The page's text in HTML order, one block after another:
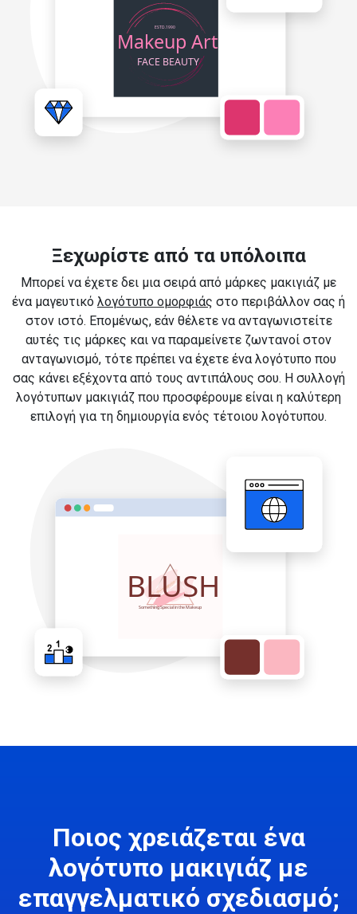
Ξεχωρίστε από τα υπόλοιπα
Μπορεί να έχετε δει μια σειρά από μάρκες μακιγιάζ με
ένα μαγευτικό λογότυπο ομορφιάς στο περιβάλλον σας ή
στον ιστό. Επομένως, εάν θέλετε να ανταγωνιστείτε
αυτές τις μάρκες και να παραμείνετε ζωντανοί στον
ανταγωνισμό, τότε πρέπει να έχετε ένα λογότυπο που
σας κάνει εξέχοντα από τους αντιπάλους σου. Η συλλογή
λογότυπων μακιγιάζ που προσφέρουμε είναι η καλύτερη
επιλογή για τη δημιουργία ενός τέτοιου λογότυπου.
Ποιος χρειάζεται ένα
λογότυπο μακιγιάζ με
επαγγελματικό σχεδιασμό;